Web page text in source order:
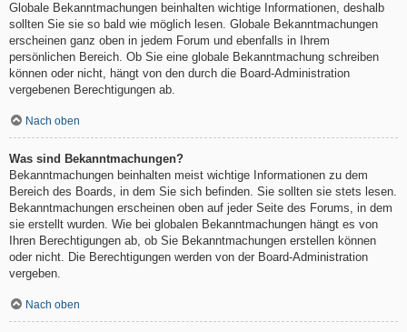
Globale Bekanntmachungen beinhalten wichtige Informationen, deshalb
sollten Sie sie so bald wie möglich lesen. Globale Bekanntmachungen
erscheinen ganz oben in jedem Forum und ebenfalls in Ihrem
persönlichen Bereich. Ob Sie eine globale Bekanntmachung schreiben
können oder nicht, hängt von den durch die Board-Administration
vergebenen Berechtigungen ab.
Nach oben
Was sind Bekanntmachungen?
Bekanntmachungen beinhalten meist wichtige Informationen zu dem
Bereich des Boards, in dem Sie sich befinden. Sie sollten sie stets lesen.
Bekanntmachungen erscheinen oben auf jeder Seite des Forums, in dem
sie erstellt wurden. Wie bei globalen Bekanntmachungen hängt es von
Ihren Berechtigungen ab, ob Sie Bekanntmachungen erstellen können
oder nicht. Die Berechtigungen werden von der Board-Administration
vergeben.
Nach oben